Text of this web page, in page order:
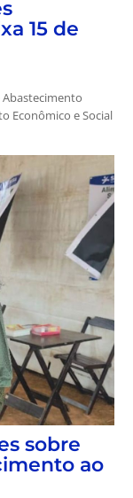
15 de
Abastecimento
Econômico e Social
sobre
ao